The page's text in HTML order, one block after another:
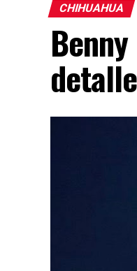
CHIHUAHUA